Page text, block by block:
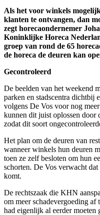
Als het voor winkels
klanten te ontvangen, dan
zegt horecaondernemer
Koninklijke Horeca
groep van rond de 65
de horeca de deuren kan
Gecontroleerd
De beelden van het weekend
parken en stadscentra dichtbij
volgens De Vos voor nog
kunnen dit juist oplossen door
zodat dit soort
Het plan om de deuren van
wanneer winkels hun deuren
toen ze zelf besloten om hun
schorten. De Vos verwacht
komt.
De rechtszaak die KHN
om meer schadevergoeding
had eigenlijk al eerder moeten